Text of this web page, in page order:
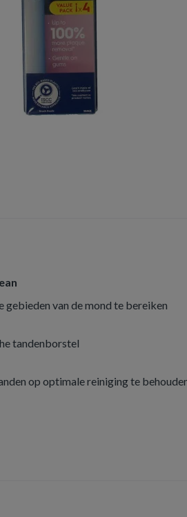
van de mond te bereiken
tandenborstel
op optimale reiniging te